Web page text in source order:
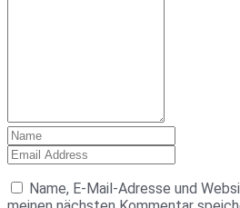
Name, E-Mail-Adresse und